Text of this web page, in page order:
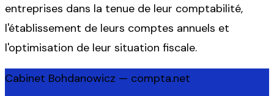
entreprises dans la tenue de leur comptabilité,
l'établissement de leurs comptes annuels et
l'optimisation de leur situation fiscale.
Cabinet Bohdanowicz — compta.net